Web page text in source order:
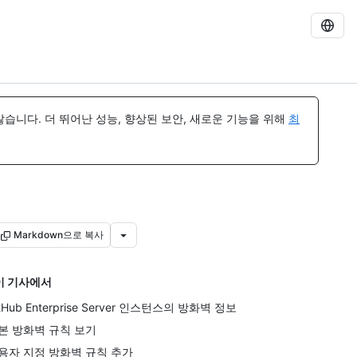
니다. 더 뛰어난 성능, 향상된 보안, 새로운 기능을 위해 최
Markdown으로 복사
기사에서
Enterprise Server 인스턴스의 방화벽 정보
방화벽 규칙 보기
자 지정 방화벽 규칙 추가